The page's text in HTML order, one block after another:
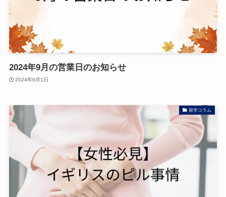
2024年9月の営業日のお知らせ
2024年9月1日
留学コラム